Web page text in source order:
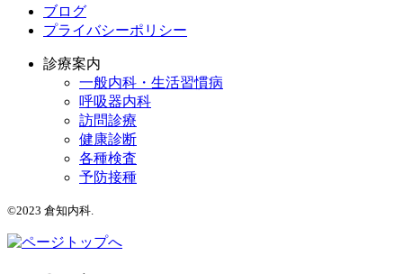
ブログ
プライバシーポリシー
診療案内
一般内科・生活習慣病
呼吸器内科
訪問診療
健康診断
各種検査
予防接種
©2023 倉知内科.